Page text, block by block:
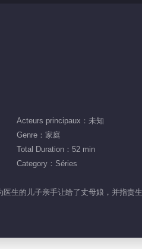
Acteurs principaux：未知
Genre：家庭
Total Duration：52 min
Category：Séries
的儿子亲手让给了丈母娘，并指责